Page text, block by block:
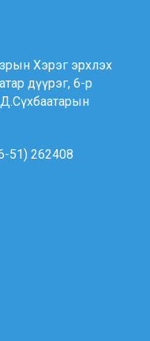
Хэрэг эрхлэх
дүүрэг, 6-р
51) 262408